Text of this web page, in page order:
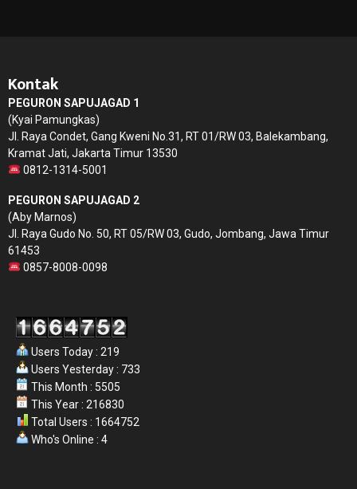
Kontak
PEGURON SAPUJAGAD 1
(Kyai Pamungkas)
Jl. Raya Condet, Gang Kweni No.31, RT 01/RW 03, Balekambang,
Kramat Jati, Jakarta Timur 13530
0812-1314-5001
PEGURON SAPUJAGAD 2
(Aby Marnos)
Jl. Raya Gudo No. 50, RT 05/RW 03, Gudo, Jombang, Jawa Timur
61453
0857-8008-0098
Users Today : 219
Users Yesterday : 733
This Month : 5505
This Year : 216830
Total Users : 1664752
Who's Online : 4